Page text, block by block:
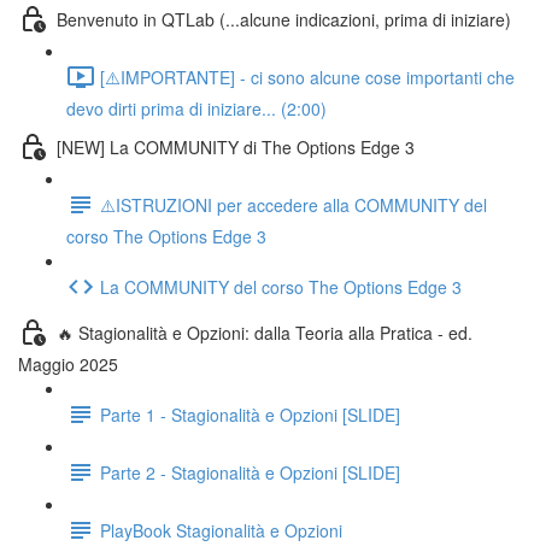
Benvenuto in QTLab (...alcune indicazioni, prima di iniziare)
[⚠️IMPORTANTE] - ci sono alcune cose importanti che
devo dirti prima di iniziare... (2:00)
[NEW] La COMMUNITY di The Options Edge 3
⚠️ISTRUZIONI per accedere alla COMMUNITY del
corso The Options Edge 3
La COMMUNITY del corso The Options Edge 3
🔥 Stagionalità e Opzioni: dalla Teoria alla Pratica - ed.
Maggio 2025
Parte 1 - Stagionalità e Opzioni [SLIDE]
Parte 2 - Stagionalità e Opzioni [SLIDE]
PlayBook Stagionalità e Opzioni